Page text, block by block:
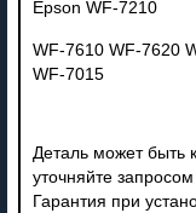
Epson WF-7210
WF-7610 WF-7620
WF-7015
Деталь может быть
уточняйте запросом
Гарантия при